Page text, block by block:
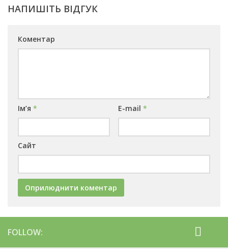
НАПИШІТЬ ВІДГУК
Коментар
Ім’я * E-mail *
Сайт
FOLLOW: